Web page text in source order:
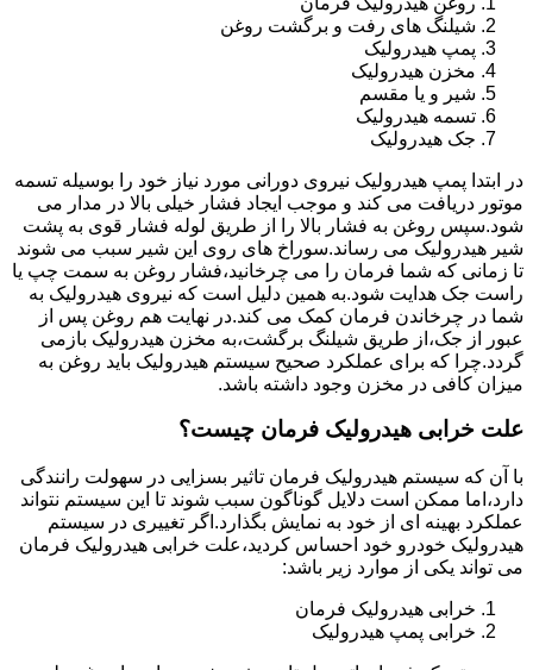
شیلنگ های رفت و برگشت روغن
پمپ هیدرولیک
مخزن هیدرولیک
شیر و یا مقسم
تسمه هیدرولیک
جک هیدرولیک
در ابتدا پمپ هیدرولیک نیروی دورانی مورد نیاز خود را بوسیله تسمه
موتور دریافت می کند و موجب ایجاد فشار خیلی بالا در مدار می
شود.سپس روغن به فشار بالا را از طریق لوله فشار قوی به پشت
شیر هیدرولیک می رساند.سوراخ های روی این شیر سبب می شوند
تا زمانی که شما فرمان را می چرخانید،فشار روغن به سمت چپ یا
راست جک هدایت شود.به همین دلیل است که نیروی هیدرولیک به
شما در چرخاندن فرمان کمک می کند.در نهایت هم روغن پس از
عبور از جک،از طریق شیلنگ برگشت،به مخزن هیدرولیک بازمی
گردد.چرا که برای عملکرد صحیح سیستم هیدرولیک باید روغن به
میزان کافی در مخزن وجود داشته باشد.
علت خرابی هیدرولیک فرمان چیست؟
با آن که سیستم هیدرولیک فرمان تاثیر بسزایی در سهولت رانندگی
دارد،اما ممکن است دلایل گوناگون سبب شوند تا این سیستم نتواند
عملکرد بهینه ای از خود به نمایش بگذارد.اگر تغییری در سیستم
هیدرولیک خودرو خود احساس کردید،علت خرابی هیدرولیک فرمان
می تواند یکی از موارد زیر باشد:
خرابی هیدرولیک فرمان
خرابی پمپ هیدرولیک